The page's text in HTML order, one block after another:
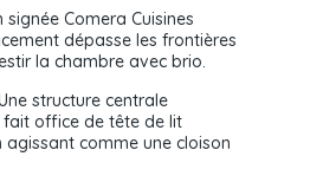
Comera Cuisines
dépasse les frontières
la chambre avec brio.
structure centrale
office de tête de lit
comme une cloison